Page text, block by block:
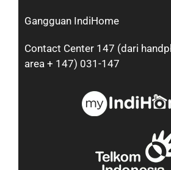
Gangguan IndiHome
Contact Center 147 (dari
area + 147) 031-147